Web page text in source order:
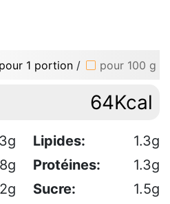
pour 1 portion / pour 100 g
64Kcal
Lipides:
1.3g
Protéines:
1.3g
Sucre:
1.5g